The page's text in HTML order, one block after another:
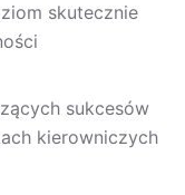
skutecznie
sukcesów
kierowniczych